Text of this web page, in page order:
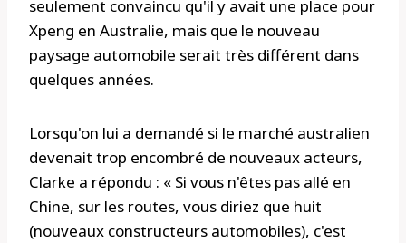
seulement convaincu qu'il y avait une place pour
Xpeng en Australie, mais que le nouveau
paysage automobile serait très différent dans
quelques années.
Lorsqu'on lui a demandé si le marché australien
devenait trop encombré de nouveaux acteurs,
Clarke a répondu : « Si vous n'êtes pas allé en
Chine, sur les routes, vous diriez que huit
(nouveaux constructeurs automobiles), c'est